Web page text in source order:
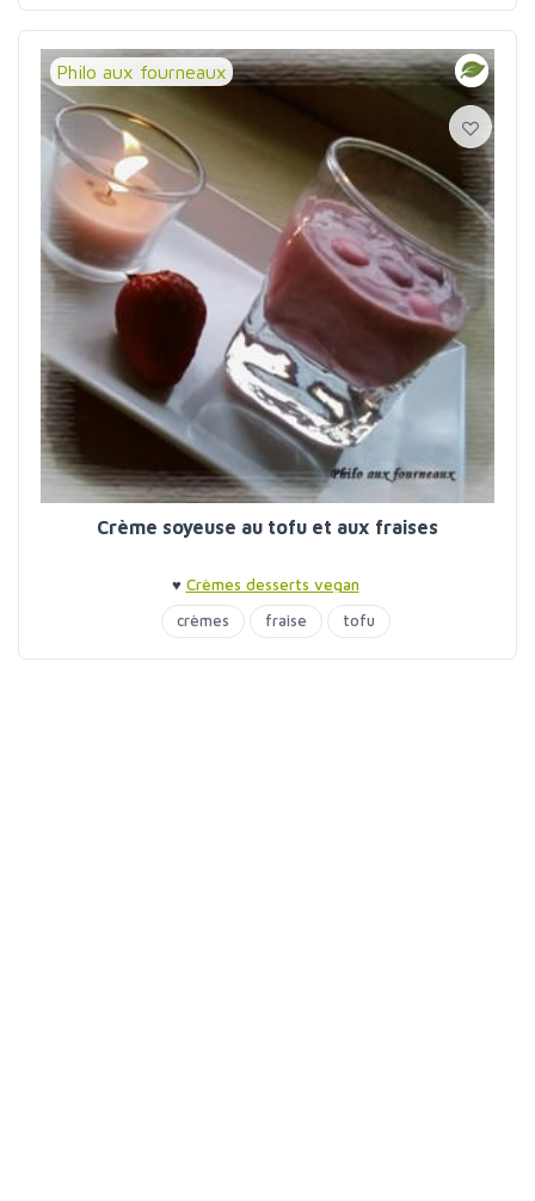
Philo aux fourneaux
Crème soyeuse au tofu et aux fraises
♥ Crèmes desserts vegan
crèmes
fraise tofu